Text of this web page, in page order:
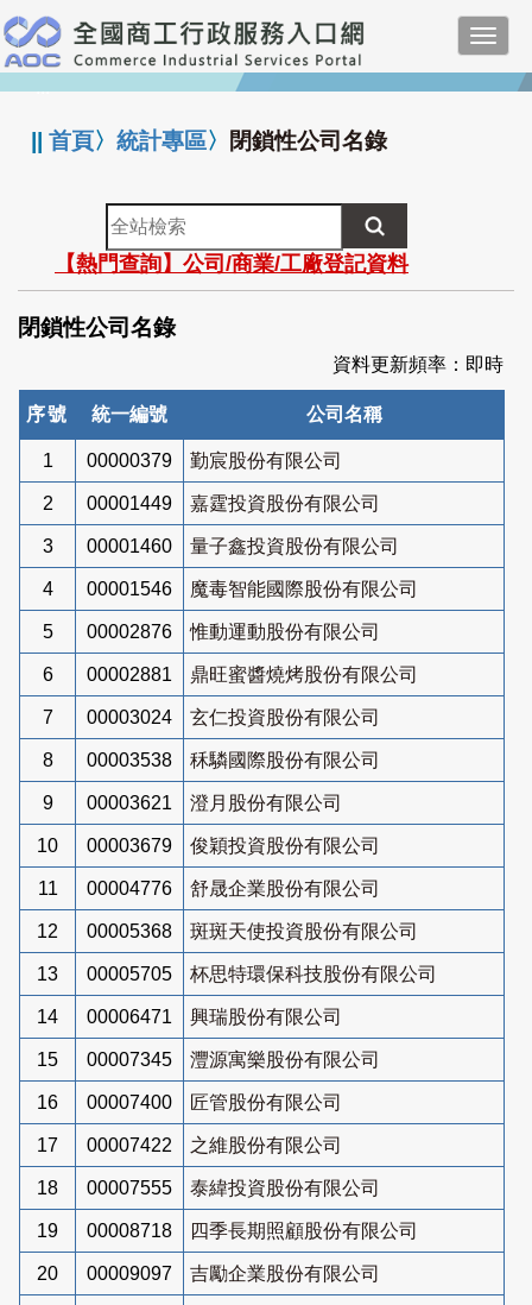
跳
到
主
要
:::
||首頁〉統計專區〉 閉鎖性公司名錄
全
站
檢
索
【熱門查詢】公司/商業/工廠登記資料
閉鎖性公司名錄
資料更新頻率：即時
序號 統一編號 公司名稱
1 00000379 勤宸股份有限公司
2 00001449 嘉霆投資股份有限公司
3 00001460 量子鑫投資股份有限公司
4 00001546 魔毒智能國際股份有限公司
5 00002876 惟動運動股份有限公司
6 00002881 鼎旺蜜醬燒烤股份有限公司
7 00003024 玄仁投資股份有限公司
8 00003538 秝驎國際股份有限公司
9 00003621 澄月股份有限公司
10 00003679 俊穎投資股份有限公司
11 00004776 舒晟企業股份有限公司
12 00005368 斑斑天使投資股份有限公司
13 00005705 杯思特環保科技股份有限公司
14 00006471 興瑞股份有限公司
15 00007345 灃源寓樂股份有限公司
16 00007400 匠管股份有限公司
17 00007422 之維股份有限公司
18 00007555 泰緯投資股份有限公司
19 00008718 四季長期照顧股份有限公司
20 00009097 吉勵企業股份有限公司